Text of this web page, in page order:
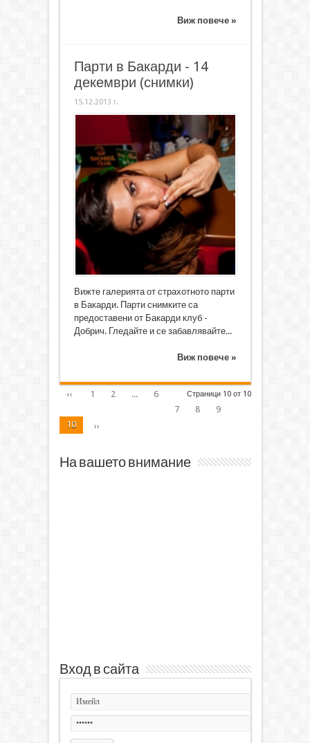
Виж повече »
Парти в Бакарди - 14
декември (снимки)
15.12.2013 г.
Вижте галерията от страхотното парти
в Бакарди. Парти снимките са
предоставени от Бакарди клуб -
Добрич. Гледайте и се забавлявайте...
Виж повече »
Страници 10 от 10
‹‹ 1 2 ...
6
7
8
9
10
››
На вашето внимание
Вход в сайта